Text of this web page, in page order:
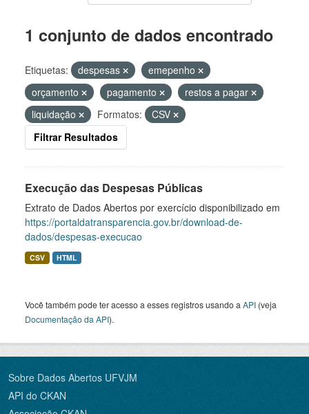
1 conjunto de dados encontrado
Etiquetas: despesas
emepenho
orçamento
pagamento
restos a pagar
liquidação
Formatos:
CSV
Filtrar Resultados
Execução das Despesas Públicas
Extrato de Dados Abertos por exercício disponibilizado em
https://portaldatransparencia.gov.br/download-de-
dados/despesas-execucao
CSV HTML
Você também pode ter acesso a esses registros usando a API (veja
Documentação da API).
Sobre Dados Abertos UFVJM
API do CKAN